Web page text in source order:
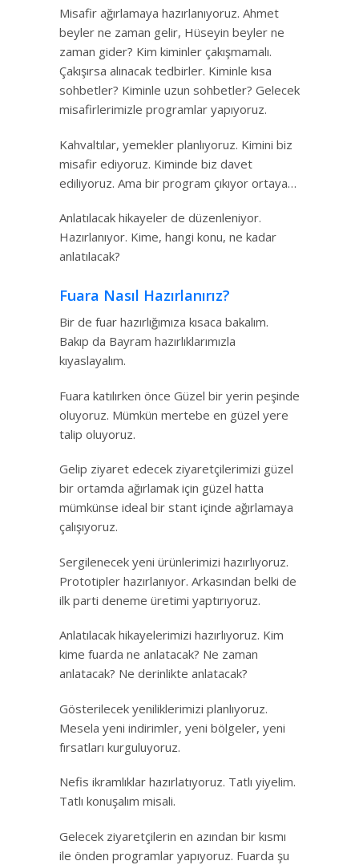
Misafir ağırlamaya hazırlanıyoruz. Ahmet
beyler ne zaman gelir, Hüseyin beyler ne
zaman gider? Kim kiminler çakışmamalı.
Çakışırsa alınacak tedbirler. Kiminle kısa
sohbetler? Kiminle uzun sohbetler? Gelecek
misafirlerimizle programlar yapıyoruz.
Kahvaltılar, yemekler planlıyoruz. Kimini biz
misafir ediyoruz. Kiminde biz davet
ediliyoruz. Ama bir program çıkıyor ortaya…
Anlatılacak hikayeler de düzenleniyor.
Hazırlanıyor. Kime, hangi konu, ne kadar
anlatılacak?
Fuara Nasıl Hazırlanırız?
Bir de fuar hazırlığımıza kısaca bakalım.
Bakıp da Bayram hazırlıklarımızla
kıyaslayalım.
Fuara katılırken önce Güzel bir yerin peşinde
oluyoruz. Mümkün mertebe en güzel yere
talip oluyoruz.
Gelip ziyaret edecek ziyaretçilerimizi güzel
bir ortamda ağırlamak için güzel hatta
mümkünse ideal bir stant içinde ağırlamaya
çalışıyoruz.
Sergilenecek yeni ürünlerimizi hazırlıyoruz.
Prototipler hazırlanıyor. Arkasından belki de
ilk parti deneme üretimi yaptırıyoruz.
Anlatılacak hikayelerimizi hazırlıyoruz. Kim
kime fuarda ne anlatacak? Ne zaman
anlatacak? Ne derinlikte anlatacak?
Gösterilecek yeniliklerimizi planlıyoruz.
Mesela yeni indirimler, yeni bölgeler, yeni
fırsatları kurguluyoruz.
Nefis ikramlıklar hazırlatıyoruz. Tatlı yiyelim.
Tatlı konuşalım misali.
Gelecek ziyaretçilerin en azından bir kısmı
ile önden programlar yapıyoruz. Fuarda şu